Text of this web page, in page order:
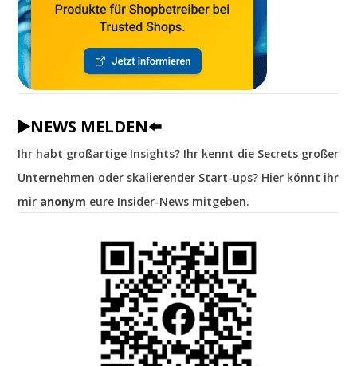
▶️NEWS MELDEN⬅️
Ihr habt großartige Insights? Ihr kennt die Secrets großer
Unternehmen oder skalierender Start-ups? Hier könnt ihr
mir anonym eure Insider-News mitgeben.